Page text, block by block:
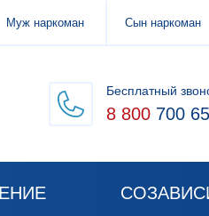
Муж наркоман Сын наркоман
Бесплатный
8 800 700